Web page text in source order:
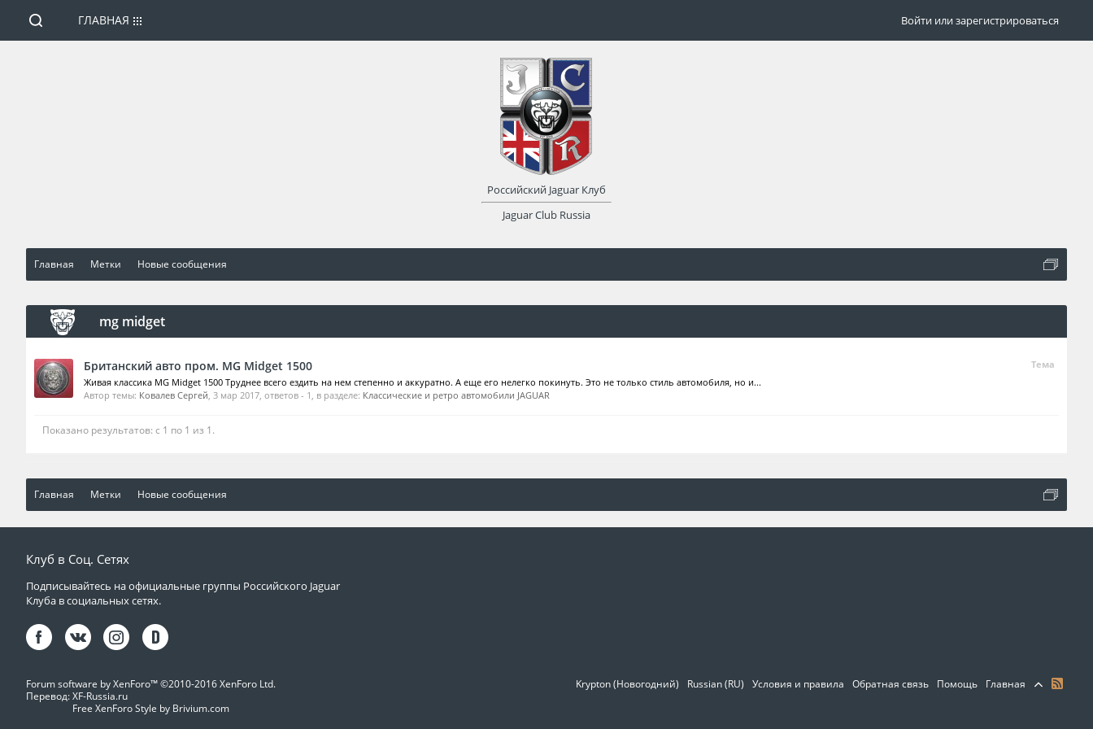
Главная Метки Новые сообщения
mg midget
Тема
Британский авто пром. MG Midget 1500
Живая классика MG Midget 1500 Труднее всего ездить на нем степенно и аккуратно. А еще его нелегко покинуть. Это не только стиль автомобиля, но и...
Автор темы: Ковалев Сергей, 3 мар 2017, ответов - 1, в разделе: Классические и ретро автомобили JAGUAR
Показано результатов: с 1 по 1 из 1.
Главная Метки Новые сообщения
ГЛАВНАЯ
Российский Jaguar Клуб
Jaguar Club Russia
Войти или зарегистрироваться
Клуб в Соц. Сетях
Подписывайтесь на официальные группы Российского Jaguar
Клуба в социальных сетях.
Forum software by XenForo™©2010-2016 XenForo Ltd.
Перевод:XF-Russia.ru
Free XenForo Style by Brivium.com
Krypton (Новогодний) Russian (RU) Условия и правила Обратная связь Помощь Главная